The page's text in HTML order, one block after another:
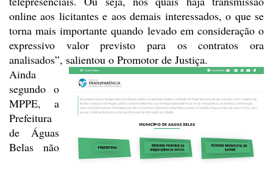
online aos licitantes e aos demais interessados, o que se
torna mais importante quando levado emconsideração o
expressivo valor previsto para os contratos ora
analisados”, salientou o Promotor de Justiça.
Ainda
segundo o
MPPE, a
Prefeitura
de Águas
Belas não